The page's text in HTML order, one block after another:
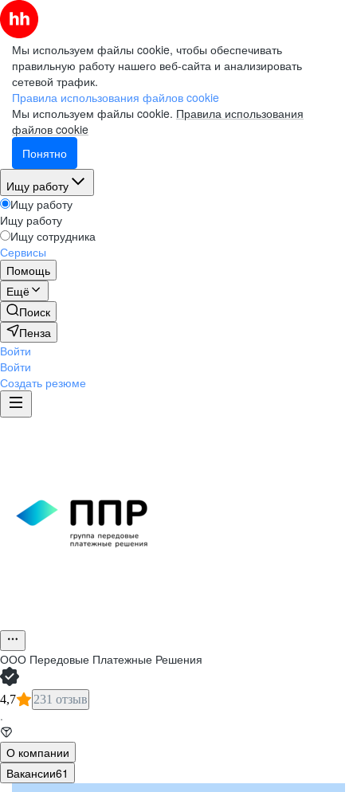
Мы используем файлы cookie, чтобы обеспечивать
правильную работу нашего веб-сайта и анализировать
сетевой трафик.
Правила использования файлов cookie
Мы используем файлы cookie. Правила использования
файлов cookie
Понятно
Ищу работу
Ищу работу
Ищу работу
Ищу сотрудника
Сервисы
Помощь
Ещё
Поиск
Пенза
Войти
Войти
Создать резюме
ООО Передовые Платежные Решения
4,7 231 отзыв
·
О компании
Вакансии61